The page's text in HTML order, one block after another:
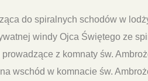
do spiralnych schodów w
windy Ojca Świętego ze
z komnaty św.
wschód w komnacie św.